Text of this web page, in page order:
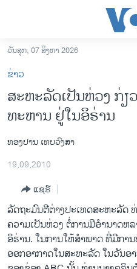
ເຂົ້າ
ຫາ
ຂ້າມ
ຂ້າມ
ຫາ
ຊອກ
ຄົ້ນ
ການເລືອກຕັ້ງ ປະທານາທີບໍດີ ສະຫ
ຂ່າວ​ຈີນ
ໂລກ
ເອເຊຍ
ອິດສະຫຼະພາບດ້ານການຂ່າວ
ຊີວິດຊາວລາວ
ຊຸມຊົນຊາວລາວ
ວັນສຸກ, 07 ສິງຫາ 2026
ຂ່າວ
ສະຫະລັດເປັນຫ່ວງ ກ່
ທະຫານ ຢູ່ໃນອິຣ່ານ
ທອງປານ ເທບວົງສາ
19,09,2010
ແຊຣ໌
ລັດຖະມົນຕີຕ່າງປະເທດສະຫະລັດ
ຄວາມເປັນຫ່ວງ ຕໍ່ການມີອໍານາດຫ
ອິຣ່ານ. ໃນການ​ໃຫ້ສໍາພາດ ທີ່ມີ​ກ
ອອກອາກາດ​ໃນສະຫະລັດ ໃນວັນອ